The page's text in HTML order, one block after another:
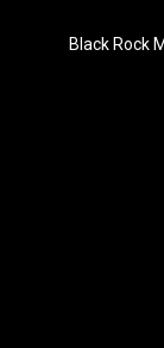
Black Rock